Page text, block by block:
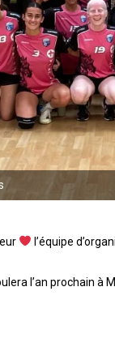
l’équipe
l’an prochain